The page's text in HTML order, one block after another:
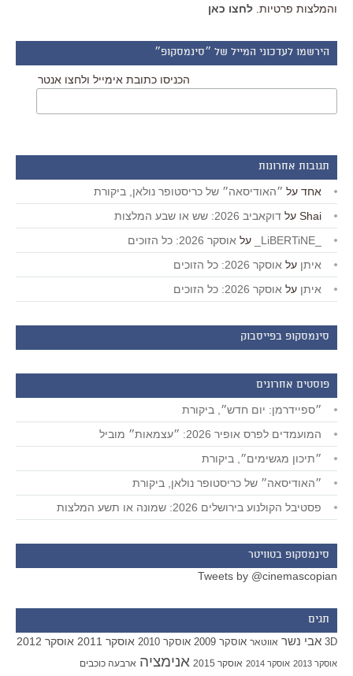
והמלצות פרטיות. לחצו כאן
הירשמו לעדכוני המייל של ״סינמסקופ״
הכניסו כתובת אימייל ולחצו אנטר
תגובות אחרונות
אחד על ״האודיסאה״ של כריסטופר נולאן, ביקורת
Shai על דוקאביב 2026: שש או שבע המלצות
על אוסקר 2026: כל הזוכים
איתן על אוסקר 2026: כל הזוכים
איתן על אוסקר 2026: כל הזוכים
סינמסקופ בפייסבוק
פוסטים אחרונים
״ספיידרמן: יום חדש״, ביקורת
המועמדים לפרס אופיר 2026: ״עצמאות״ מוביל
״תיכון מגשימים״, ביקורת
״האודיסאה״ של כריסטופר נולאן, ביקורת
פסטיבל הקולנוע בירושלים 2026: שמונה או תשע המלצות
סינמסקופ בטוויטר
Tweets by @cinemascopian
תגים
3D אבי נשר אווטאר אוסקר 2009 אוסקר 2010 אוסקר 2011 אוסקר 2012
אוסקר 2013 אוסקר 2014 אוסקר 2015 אנימציה ארבעה כוכבים